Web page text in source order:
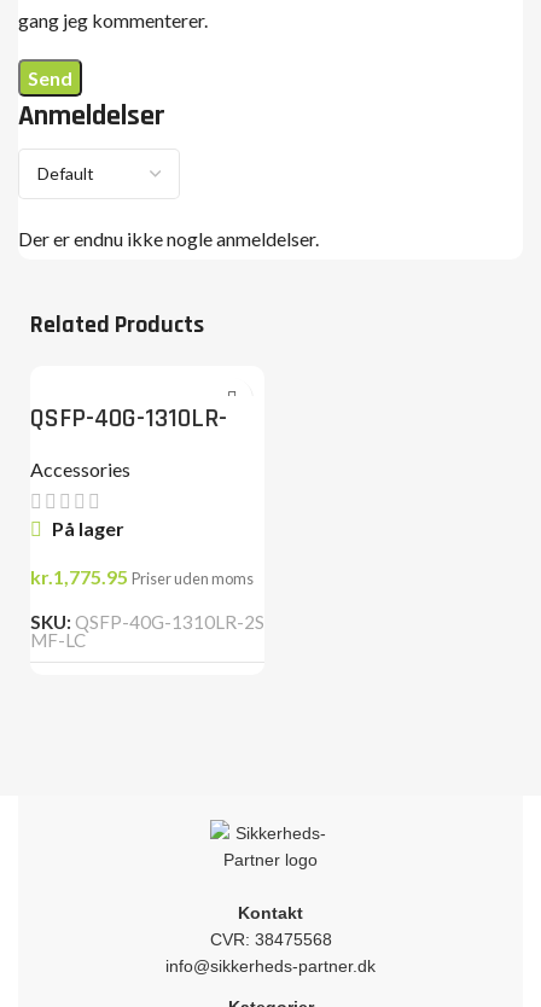
Anmeldelser
Der er endnu ikke nogle anmeldelser.
gang jeg kommenterer.
Related Products
QSFP-40G-1310LR-
2SMF-LC
Accessories
På lager
kr.1,775.95 Priser uden moms
SKU: QSFP-40G-1310LR-2S
MF-LC
Kontakt
CVR: 38475568
info@sikkerheds-partner.dk